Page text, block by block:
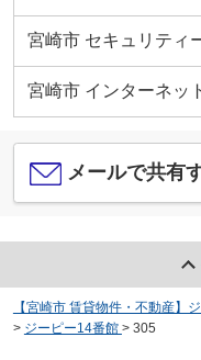
宮崎市 セキュリティ
宮崎市 インターネッ
メールで共有
【宮崎市 賃貸物件・不動産】
> ジーピー14番館 > 305